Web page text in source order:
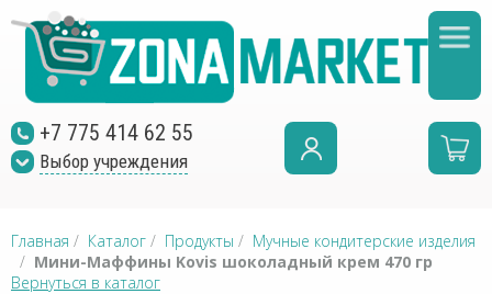
+7 775 414 62 55
Выбор учреждения
Главная / Каталог / Продукты / Мучные кондитерские изделия
/ Мини-Маффины Kovis шоколадный крем 470 гр
Вернуться в каталог